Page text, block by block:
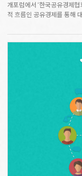
개포럼에서 ‘한국공유경제
적 흐름인 공유경제를 통해